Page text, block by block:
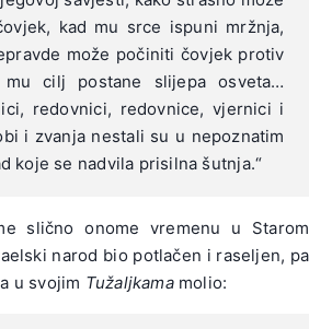
kad mu srce ispuni mržnja,
može počiniti čovjek protiv
mu cilj postane slijepa osveta…
redovnici, redovnice, vjernici i
i zvanja nestali su u nepoznatim
koje se nadvila prisilna šutnja.“
slično onome vremenu u Starom
narod bio potlačen i raseljen, pa
u svojim Tužaljkamamolio: